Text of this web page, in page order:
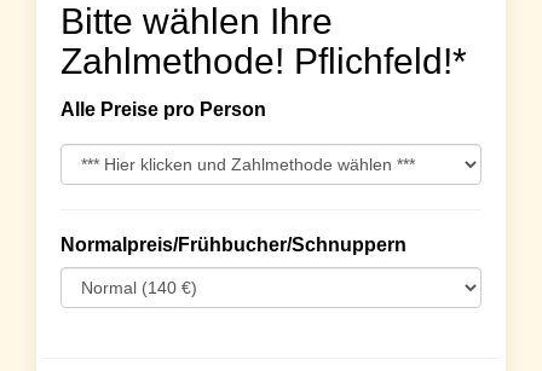
Bitte wählen Ihre
Zahlmethode! Pflichfeld!*
Alle Preise pro Person
Normalpreis/Frühbucher/Schnuppern